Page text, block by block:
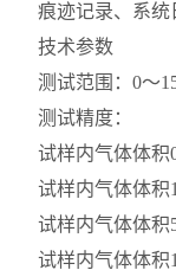
痕迹记录、系统
技术参数
测试范围：0～
测试精度：
试样内气体体积
试样内气体体积
试样内气体体积
试样内气体体积